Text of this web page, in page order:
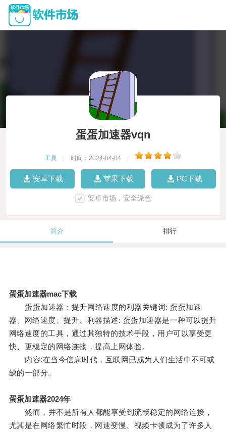
蛋蛋加速器vqn
工具 时间：2024-04-04
安卓下载 苹果下载 PC下载
安卓市场，安全绿色
简介 排行
蛋蛋加速器mac下载
蛋蛋加速器：提升网络速度的利器关键词: 蛋蛋加速
器、网络速度、提升、利器描述: 蛋蛋加速器是一种可以提升
网络速度的工具，通过其独特的技术手段，用户可以享受更
快、更稳定的网络连接，提高上网体验。
内容:在当今信息时代，互联网已成为人们生活中不可或
缺的一部分。
蛋蛋加速器2024年
然而，并不是所有人都能享受到流畅稳定的网络连接，
尤其是在网络繁忙时段，网速变慢、视频卡顿成为了许多人